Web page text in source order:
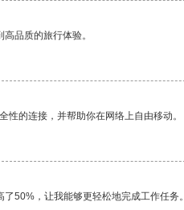
品质的旅行体验。
的连接，并帮助你在网络上自由移动。
50%，让我能够更轻松地完成工作任务。